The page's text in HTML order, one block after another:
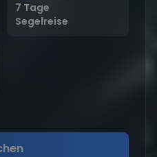
7 Tage
Segelreise